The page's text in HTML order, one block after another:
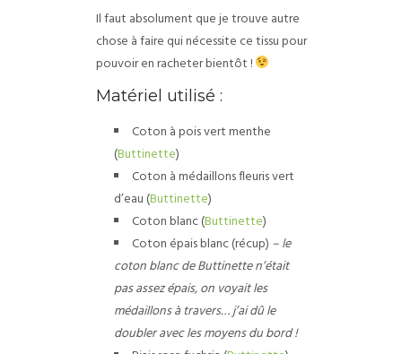
Il faut absolument que je trouve autre
chose à faire qui nécessite ce tissu pour
pouvoir en racheter bientôt !
Matériel utilisé :
Coton à pois vert menthe
(Buttinette)
Coton à médaillons fleuris vert
d’eau (Buttinette)
Coton blanc (Buttinette)
Coton épais blanc (récup) – le
coton blanc de Buttinette n’était
pas assez épais, on voyait les
médaillons à travers… j’ai dû le
doubler avec les moyens du bord !